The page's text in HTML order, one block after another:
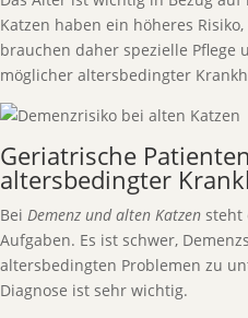
Katzen haben ein höheres
brauchen daher spezielle Pflege
möglicher altersbedingter
Geriatrische
altersbedingter
Bei Demenz und alten Katzen steht
Aufgaben. Es ist schwer,
altersbedingten Problemen zu
Diagnose ist sehr wichtig.